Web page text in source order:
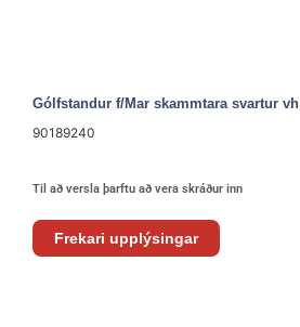
Gólfstandur f/Mar skammtara svartur vh
90189240
Til að versla þarftu að vera skráður inn
Frekari upplýsingar